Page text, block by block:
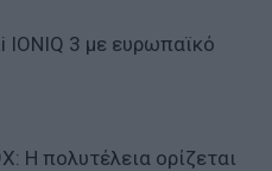
IONIQ 3 με ευρωπαϊκό
Η πολυτέλεια ορίζεται